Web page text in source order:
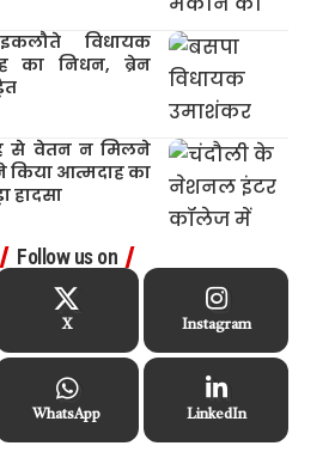
विधायक
का निधन, ब्रेन
से वेतन न मिलने
किया आत्मदाह का
हादसा
Follow us on
X Instagram
WhatsApp LinkedIn